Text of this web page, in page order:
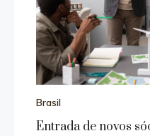
Brasil
Entrada de novos